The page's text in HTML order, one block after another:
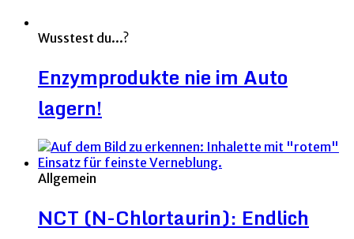
Wusstest du...?
Enzymprodukte nie im Auto
lagern!
Allgemein
NCT (N-Chlortaurin): Endlich